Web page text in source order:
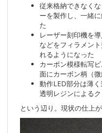
従来格納できなく
ーを製作し、一緒
た
レーザー刻印機を
などをフィラメン
れるようになった
カーボン模様転写
面にカーボン柄（
動作LED部分は薄く
透明レジンによる
という辺り。現状の仕上